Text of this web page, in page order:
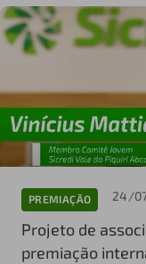
PREMIAÇÃO 24/
Projeto de
premiação